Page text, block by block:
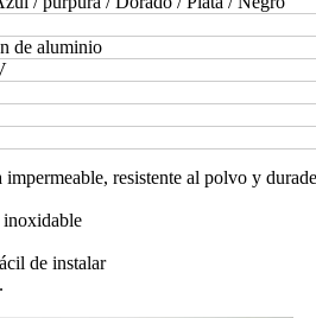
de aluminio
impermeable, resistente al polvo y
inoxidable
de instalar